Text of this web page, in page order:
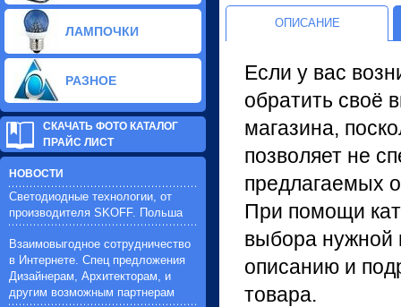
ОПИСАНИЕ
Если у вас
обратить своё
магазина,
позволяет не
предлагаемых
При помощи
выбора нужной
описанию и
товара.
ЛАМПОЧКИ
РАЗНОЕ
СКАЧАТЬ ФОТО КАТАЛОГ
ПРАЙС ЛИСТ
НОВОСТИ
Светодиодные технологии, от
производителя SKOFF. Польша
Взаимовыгодное сотрудничество
в Интернете. Спец предложения
Дизайнерам, Архитекторам, и
другим возможным партнерам